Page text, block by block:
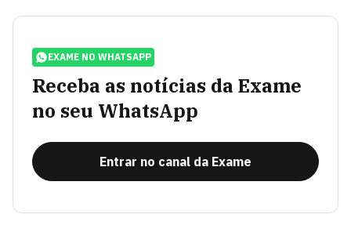
EXAME NO WHATSAPP
Receba as notícias da Exame
no seu WhatsApp
Entrar no canal da Exame